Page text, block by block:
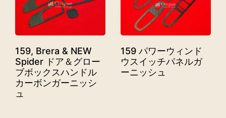
159, Brera & NEW
Spider ドア＆グロー
ブボックスハンドル
カーボンガーニッシ
ュ
159 パワーウィンド
ウスイッチパネルガ
ーニッシュ